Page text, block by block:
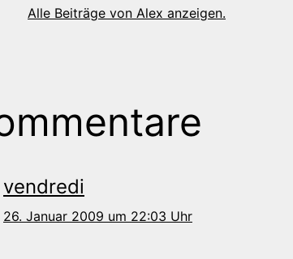
Alle Beiträge von Alex anzeigen.
vendredi
26. Januar 2009 um 22:03 Uhr